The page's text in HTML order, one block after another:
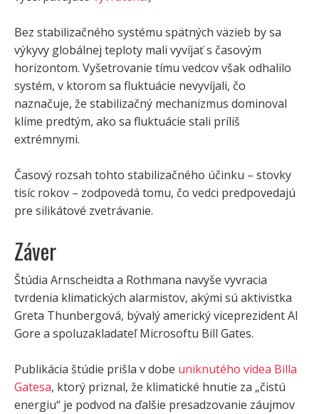
Bez stabilizačného systému spätných väzieb by sa
výkyvy globálnej teploty mali vyvíjať s časovým
horizontom. Vyšetrovanie tímu vedcov však odhalilo
systém, v ktorom sa fluktuácie nevyvíjali, čo
naznačuje, že stabilizačný mechanizmus dominoval
klíme predtým, ako sa fluktuácie stali príliš
extrémnymi.
Časový rozsah tohto stabilizačného účinku – stovky
tisíc rokov – zodpovedá tomu, čo vedci predpovedajú
pre silikátové zvetrávanie.
Záver
Štúdia Arnscheidta a Rothmana navyše vyvracia
tvrdenia klimatických alarmistov, akými sú aktivistka
Greta Thunbergová, bývalý americký viceprezident Al
Gore a spoluzakladateľ Microsoftu Bill Gates.
Publikácia štúdie prišla v dobe uniknutého videa Billa
Gatesa, ktorý priznal, že klimatické hnutie za „čistú
energiu“ je podvod na ďalšie presadzovanie záujmov